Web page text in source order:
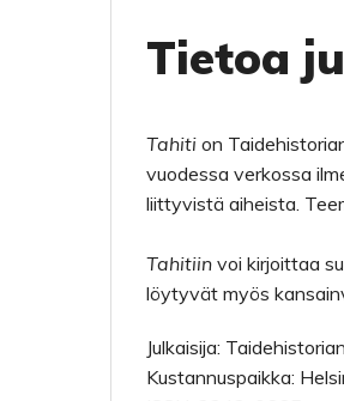
Tietoa
Tahiti on
vuodessa verkossa
liittyvistä aiheista.
Tahitiin voi kirjoittaa
löytyvät myös
Julkaisija:
Kustannuspaikka: